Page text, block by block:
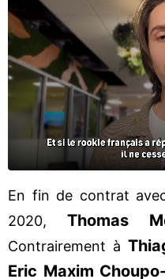
En fin de contrat
2020, Thomas
Contrairement à
Eric Maxim